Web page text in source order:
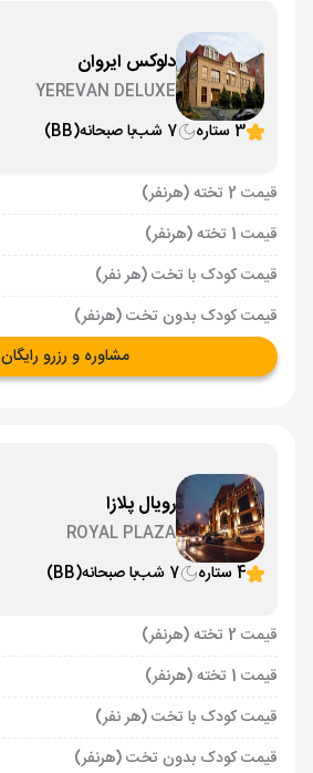
دلوکس ایروان
YEREVAN DELUXE
3 ستاره
7 شب با صبحانه(BB)
قیمت 2 تخته (هرنفر)
قیمت 1 تخته (هرنفر)
قیمت کودک با تخت (هر نفر)
قیمت کودک بدون تخت (هرنفر)
مشاوره و رزرو رایگان
رویال پلازا
ROYAL PLAZA
4 ستاره
7 شب با صبحانه(BB)
قیمت 2 تخته (هرنفر)
قیمت 1 تخته (هرنفر)
قیمت کودک با تخت (هر نفر)
قیمت کودک بدون تخت (هرنفر)